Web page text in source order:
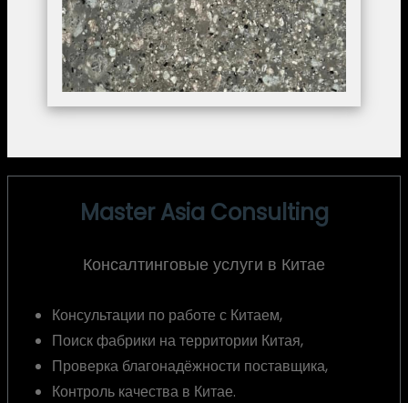
Master Asia Consulting
Консалтинговые услуги в Китае
Консультации по работе с Китаем,
Поиск фабрики на территории Китая,
Проверка благонадёжности поставщика,
Контроль качества в Китае.